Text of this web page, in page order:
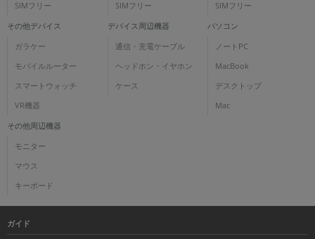
SIMフリー
SIMフリー
SIMフリー
その他デバイス
ガラケー
モバイルルーター
スマートウォッチ
VR機器
デバイス周辺機器
通信・充電ケーブル
ヘッドホン・イヤホン
ケース
パソコン
ノートPC
MacBook
デスクトップ
Mac
その他周辺機器
モニター
マウス
キーボード
ガイド